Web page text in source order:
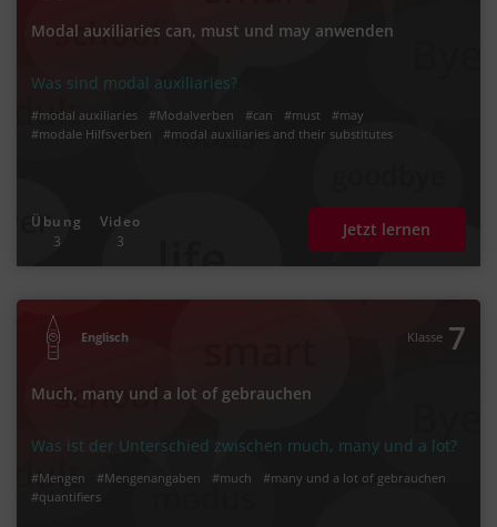
Modal auxiliaries can, must und may anwenden
Was sind modal auxiliaries?
#modal auxiliaries #Modalverben #can #must
#may
#modale Hilfsverben
#modal auxiliaries and their substitutes
Übung
3
Video
3
Jetzt lernen
Englisch Klasse 7
Much, many und a lot of gebrauchen
Was ist der Unterschied zwischen much, many und a lot?
#Mengen #Mengenangaben #much
#many und a lot of gebrauchen
#quantifiers